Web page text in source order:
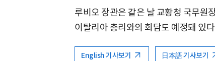
루비오 장관은 같은 날 교황청 국무원
이탈리아 총리와의 회담도 예정돼 있
English 기사보기 日本語 기사보기